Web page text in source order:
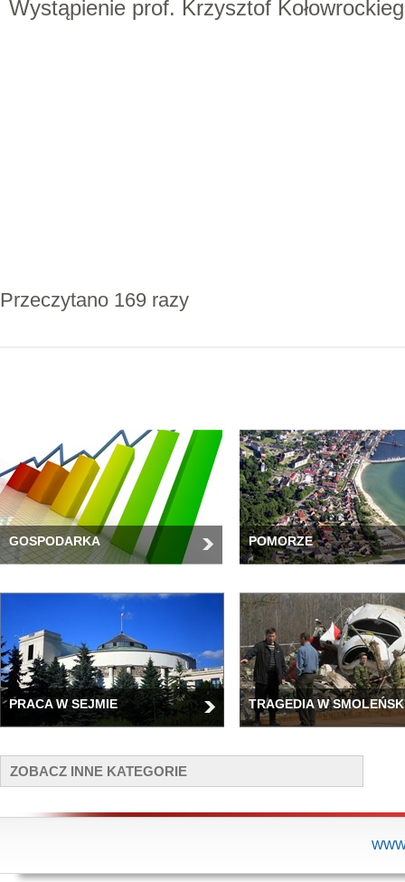
Wystąpienie prof. Krzysztof
Przeczytano 169 razy
GOSPODARKA POMORZE
PRACA W SEJMIE TRAGEDIA W
ZOBACZ INNE KATEGORIE